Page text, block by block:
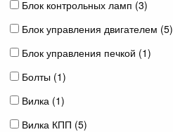
Блок контрольных ламп (3)
Блок управления двигателем (5)
Блок управления печкой (1)
Болты (1)
Вилка (1)
Вилка КПП (5)